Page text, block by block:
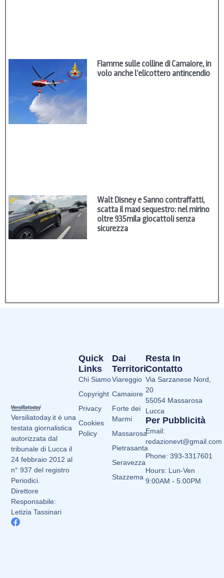
Fiamme sulle colline di Camaiore, in
volo anche l’elicottero antincendio
Walt Disney e Sanno contraffatti,
scatta il maxi sequestro: nel mirino
oltre 935mila giocattoli senza
sicurezza
Versiliatoday.it è una
testata giornalistica
autorizzata dal
tribunale di Lucca il
24 febbraio 2012 al
n° 937 del registro
Periodici.
Direttore
Responsabile:
Letizia Tassinari
Dai
Territori
Viareggio
Camaiore
Forte dei
Marmi
Massarosa
Pietrasanta
Seravezza
Stazzema
Quick
Links
Chi Siamo
Copyright
Privacy
Cookies
Policy
Resta In
Contatto
Via Sarzanese Nord,
20
55054 Massarosa
Lucca
Per Pubblicità
Email:
redazionevt@gmail.com
Phone: 393-3317601
Hours: Lun-Ven
9:00AM - 5:00PM